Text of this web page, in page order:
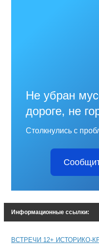
Не убран
дороге, не
Столкнулись с
Информационные ссылки:
ВСТРЕЧИ 12+ ИСТОРИКО-